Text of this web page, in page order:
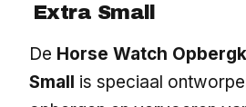
Extra Small
De Horse Watch
Small is speciaal